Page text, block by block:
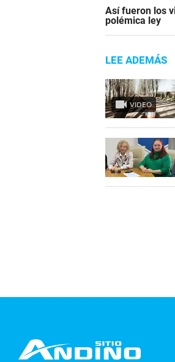
Así fueron los
polémica ley
LEE ADEMÁS
VIDEO